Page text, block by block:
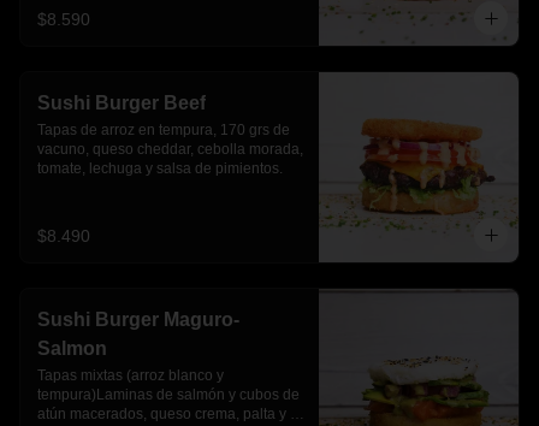
$8.590
Sushi Burger Beef
Tapas de arroz en tempura, 170 grs de
vacuno, queso cheddar, cebolla morada,
tomate, lechuga y salsa de pimientos.
$8.490
Sushi Burger Maguro-
Salmon
Tapas mixtas (arroz blanco y
tempura)Laminas de salmón y cubos de
atún macerados, queso crema, palta y